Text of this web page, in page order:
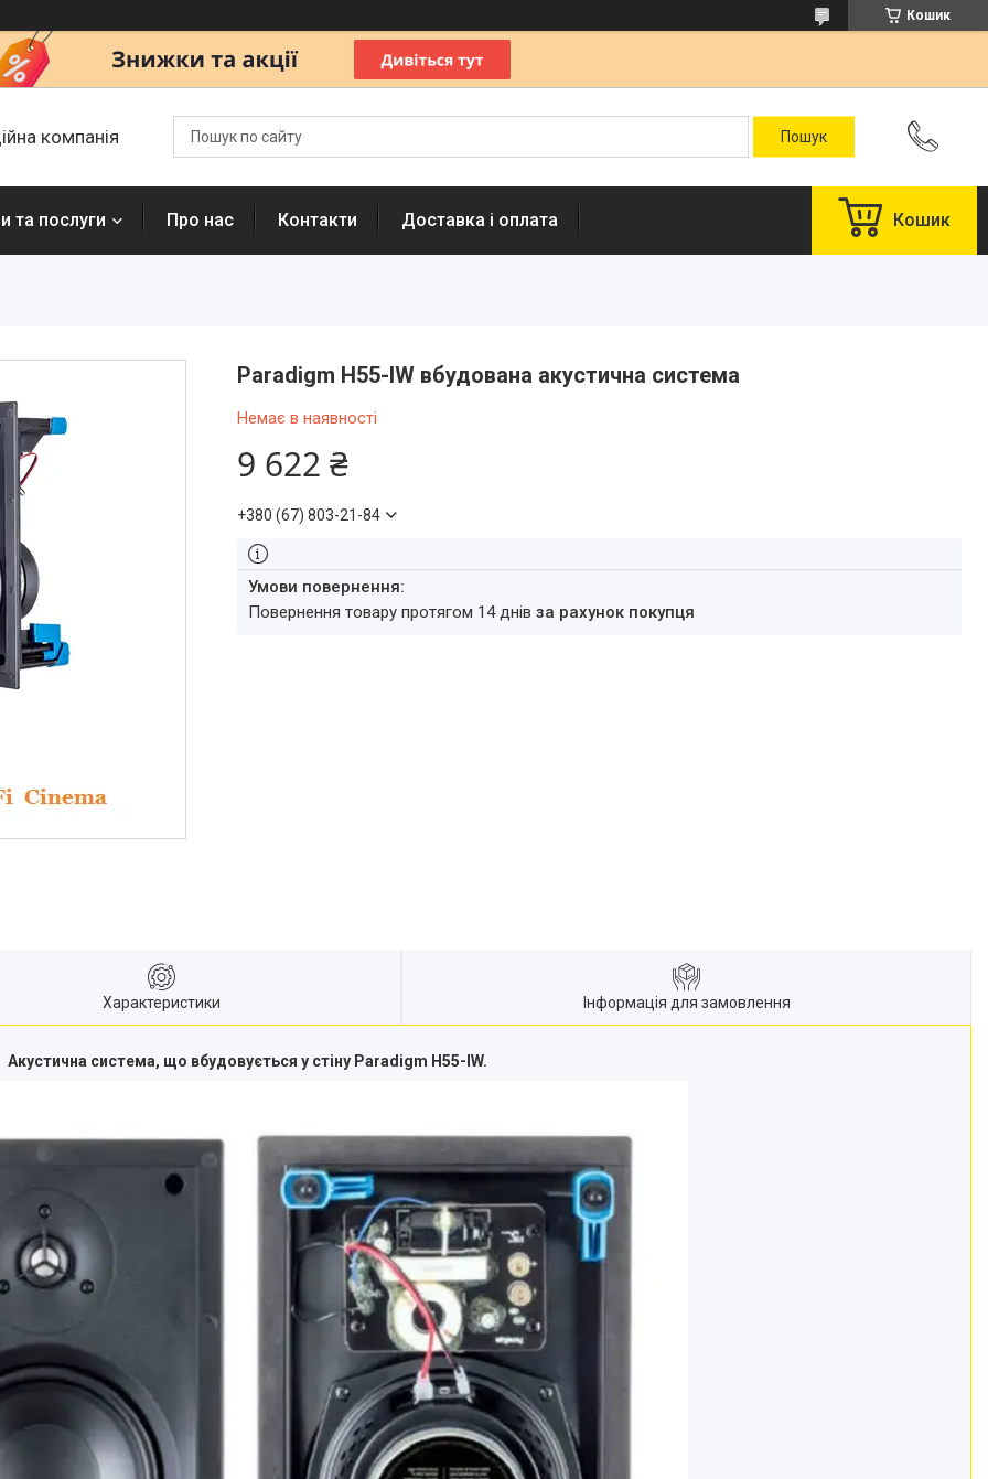
Кошик
компанія
та послуги Про нас Контакти Доставка і оплата Кошик
Paradigm H55-IW вбудована акустична система
Немає в наявності
9 622 ₴
+380 (67) 803-21-84
повернення товару протягом 14 днів за рахунок покупця
Характеристики Інформація для замовлення
Акустична система, що вбудовується у стіну Paradigm H55-IW.